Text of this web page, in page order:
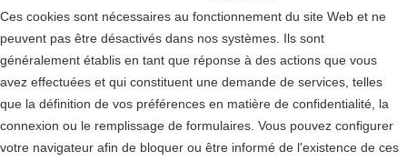
Ces cookies sont nécessaires au fonctionnement du site Web et ne
peuvent pas être désactivés dans nos systèmes. Ils sont
généralement établis en tant que réponse à des actions que vous
avez effectuées et qui constituent une demande de services, telles
que la définition de vos préférences en matière de confidentialité, la
connexion ou le remplissage de formulaires. Vous pouvez configurer
votre navigateur afin de bloquer ou être informé de l'existence de ces